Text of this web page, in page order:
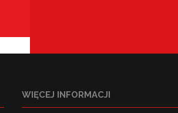
WIĘCEJ INFORMACJI